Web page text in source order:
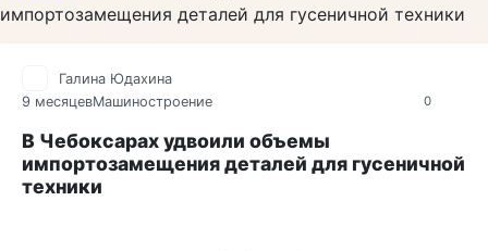
импортозамещения деталей для гусеничной техники
0
Галина Юдахина
9 месяцевМашиностроение
В Чебоксарах удвоили объемы
импортозамещения деталей для гусеничной
техники